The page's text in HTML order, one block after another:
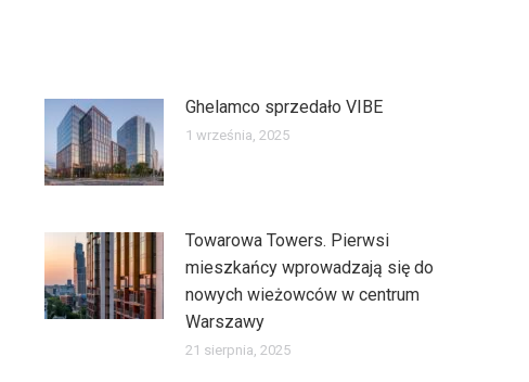
Ghelamco sprzedało VIBE
1 września, 2025
Towarowa Towers. Pierwsi
mieszkańcy wprowadzają się do
nowych wieżowców w centrum
Warszawy
21 sierpnia, 2025